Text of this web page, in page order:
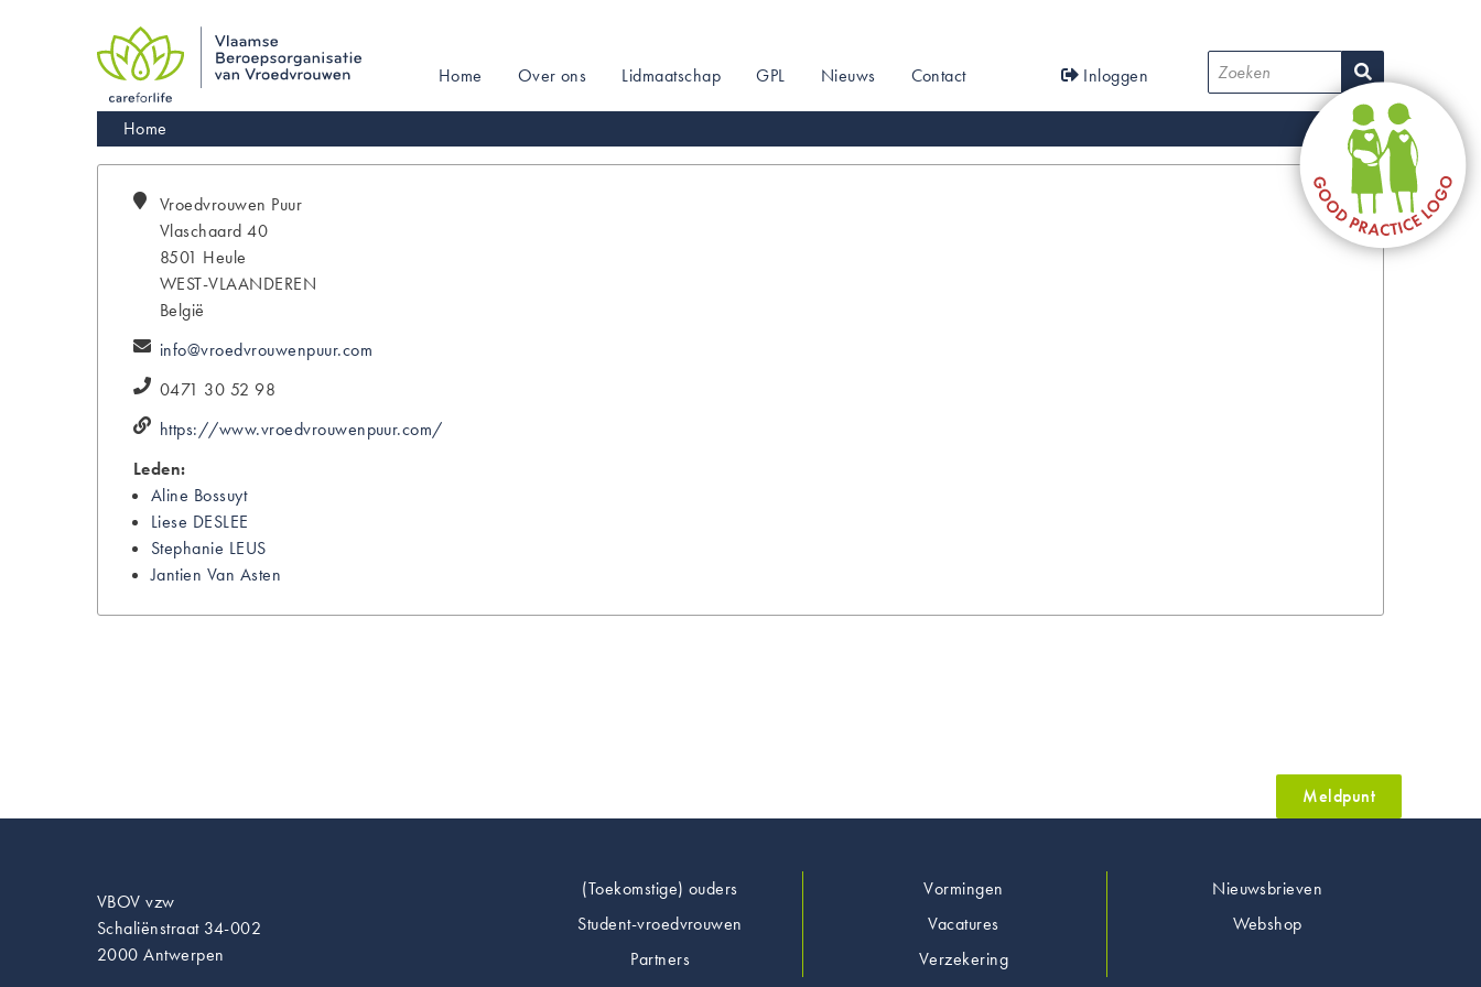
Main
navigation
Home Over ons Lidmaatschap GPL Nieuws Contact
User
account
menu
Inloggen Zoeken
Kruimelpad
Home
Vroedvrouwen Puur
Vlaschaard 40
8501 Heule
WEST-VLAANDEREN
België
info@vroedvrouwenpuur.com
0471 30 52 98
https://www.vroedvrouwenpuur.com/
Leden:
Aline Bossuyt
Liese DESLEE
Stephanie LEUS
Jantien Van Asten
Meldpunt
VBOV vzw
Schaliënstraat 34-002
2000 Antwerpen
Footer(Toekomstige) ouders
Student-vroedvrouwen
Partners
Vormingen
Vacatures
Verzekering
Nieuwsbrieven
Webshop